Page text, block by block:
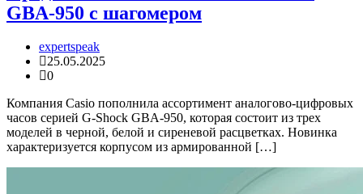
GBA-950 с шагомером
expertspeak
25.05.2025
0
Компания Casio пополнила ассортимент аналогово-цифровых
часов серией G-Shock GBA-950, которая состоит из трех
моделей в черной, белой и сиреневой расцветках. Новинка
характеризуется корпусом из армированной […]